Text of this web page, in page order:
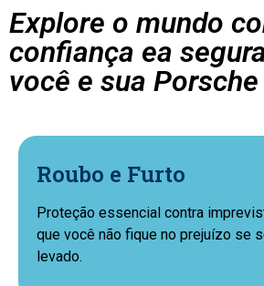
Explore o mundo
confiança ea
você e sua
Roubo e Furto
Proteção essencial contra
que você não fique no prejuízo se
levado.